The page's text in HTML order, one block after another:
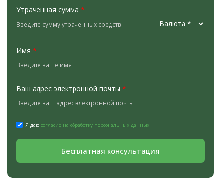
Утраченная сумма *
Имя *
Ваш адрес электронной почты *
Я даю согласие на обработку персональных данных.
Бесплатная консультация